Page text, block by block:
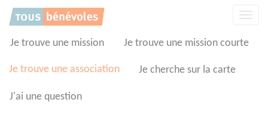
Je trouve une mission Je trouve une mission courte
Je trouve une association Je cherche sur la carte
J'ai une question
Panneau de gestion des cookies